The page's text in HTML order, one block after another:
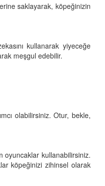
saklayarak, köpeğinizin
kullanarak yiyeceğe
meşgul edebilir.
olabilirsiniz. Otur, bekle,
oyuncaklar kullanabilirsiniz.
köpeğinizi zihinsel olarak
Sporları: Agility Nedir?
ve Eğitim: “Köpekler İçin
Geliştirici Oyunlar”
mi Ağızları Daha
İnsanların mı? Bilim Ne